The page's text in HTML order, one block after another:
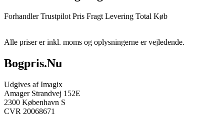
Forhandler Trustpilot Pris Fragt Levering Total Køb
Alle priser er inkl. moms og oplysningerne er vejledende.
Bogpris.Nu
Udgives af Imagix
Amager Strandvej 152E
2300 København S
CVR 20068671